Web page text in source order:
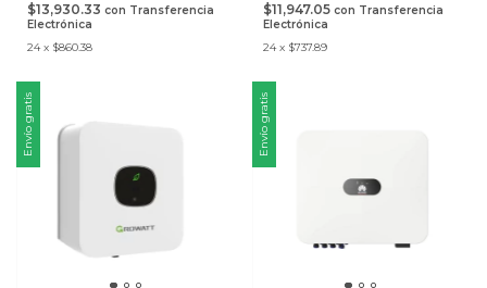
$13,930.33 con Transferencia
Electrónica
24 x $860.38
$11,947.05 con Transferencia
Electrónica
24 x $737.89
Envío gratis Envío gratis